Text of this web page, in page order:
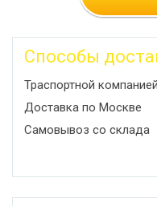
Способы
Траспортной компанией
Доставка по Москве
Самовывоз со склада